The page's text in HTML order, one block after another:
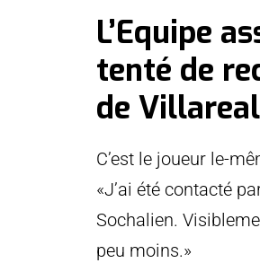
L’Equipe
tenté de
de
C’est le joueur le-
«J’ai été contacté
Sochalien.
peu moins.»